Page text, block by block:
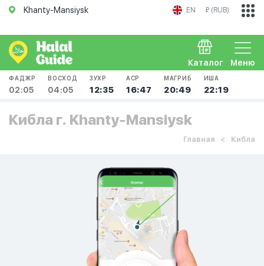
Khanty-Mansiysk EN ₽ (RUB)
Меню
Каталог
ФАДЖР
02:05
ВОСХОД
04:05
ЗУХР
12:35
АСР
16:47
МАГРИБ
20:49
ИША
22:19
Кибла г. Khanty-Mansiysk
Главная Кибла